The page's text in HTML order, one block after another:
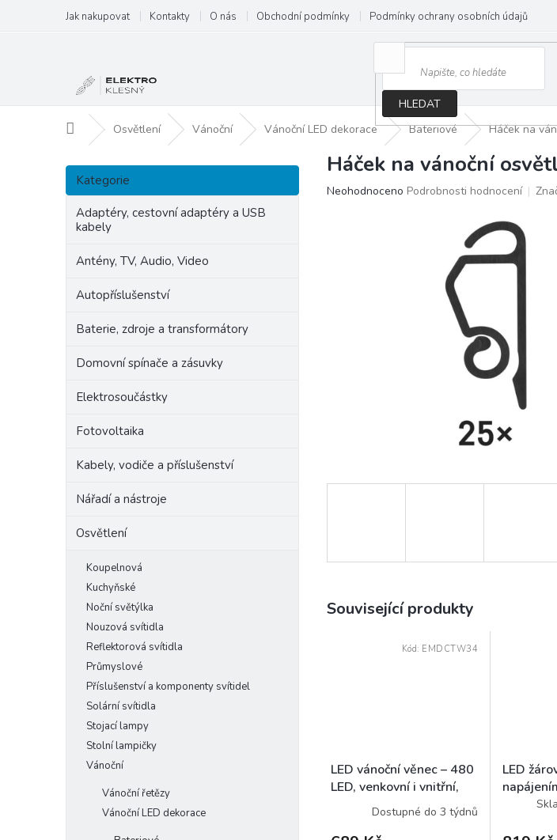
obsah
Jak nakupovat Kontakty O nás Obchodní podmínky Podmínky ochrany osobních údajů
HLEDAT
Domů Osvětlení Vánoční Vánoční LED dekorace Bateriové Háček na
P
s
Přeskočit
kategorie
Kategorie
Adaptéry, cestovní adaptéry a USB
kabely
Antény, TV, Audio, Video
Autopříslušenství
Baterie, zdroje a transformátory
Domovní spínače a zásuvky
Elektrosoučástky
Fotovoltaika
Kabely, vodiče a příslušenství
Nářadí a nástroje
Osvětlení
Koupelnová
Kuchyňské
Noční světýlka
Nouzová svítidla
Reflektorová svítidla
Průmyslové
Příslušenství a komponenty svítidel
Solární svítidla
Stojací lampy
Stolní lampičky
Vánoční
Vánoční řetězy
Vánoční LED dekorace
Háček na vánoční
Průměrné
Neohodnoceno Podrobnosti hodnocení
Související produkty
LED vánoční věnec – 480
LED, venkovní i vnitřní,
teplá bíláDostupné do 3 týdnů
Kód: EMDCTW34
LED